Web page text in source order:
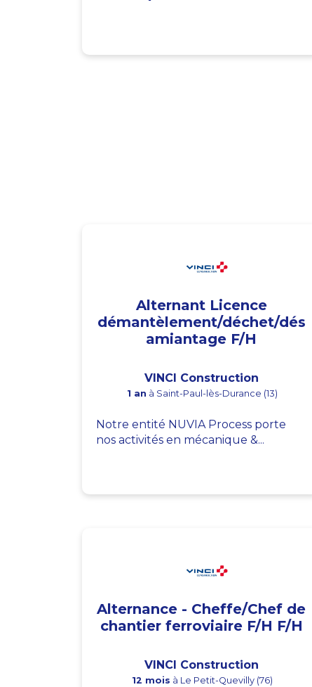
Alternant Licence
démantèlement/déchet/dés
amiantage F/H
VINCI Construction
1 an à Saint-Paul-lès-Durance (13)
Notre entité NUVIA Process porte
nos activités en mécanique &...
Alternance - Cheffe/Chef de
chantier ferroviaire F/H F/H
VINCI Construction
12 mois à Le Petit-Quevilly (76)